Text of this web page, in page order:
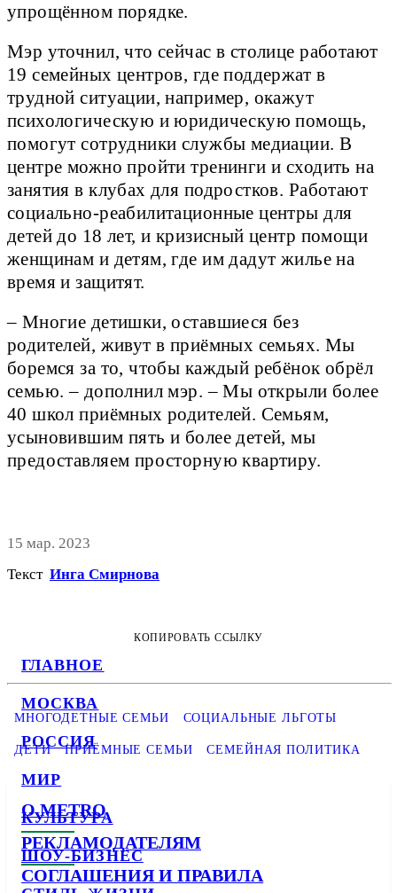
ГЛАВНОЕ
МОСКВА
РОССИЯ
МИР
КУЛЬТУРА
ШОУ-БИЗНЕС
упрощённом порядке.
Мэр уточнил, что сейчас в столице работают
19 семейных центров, где поддержат в
трудной ситуации, например, окажут
психологическую и юридическую помощь,
помогут сотрудники службы медиации. В
центре можно пройти тренинги и сходить на
занятия в клубах для подростков. Работают
социально-реабилитационные центры для
детей до 18 лет, и кризисный центр помощи
женщинам и детям, где им дадут жилье на
время и защитят.
– Многие детишки, оставшиеся без
родителей, живут в приёмных семьях. Мы
боремся за то, чтобы каждый ребёнок обрёл
семью. – дополнил мэр. – Мы открыли более
40 школ приёмных родителей. Семьям,
усыновившим пять и более детей, мы
предоставляем просторную квартиру.
15 мар. 2023
Текст Инга Смирнова
КОПИРОВАТЬ ССЫЛКУ
МНОГОДЕТНЫЕ СЕМЬИ СОЦИАЛЬНЫЕ ЛЬГОТЫ
ДЕТИ ПРИЁМНЫЕ СЕМЬИ СЕМЕЙНАЯ ПОЛИТИКА
О METRO
РЕКЛАМОДАТЕЛЯМ
СОГЛАШЕНИЯ И ПРАВИЛА